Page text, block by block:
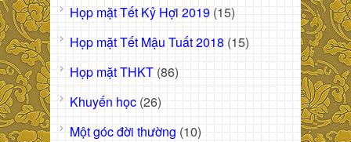
Họp mặt Tết Kỷ Hợi 2019 (15)
Họp mặt Tết Mậu Tuất 2018 (15)
Họp mặt THKT (86)
Khuyến học (26)
Một góc đời thường (10)